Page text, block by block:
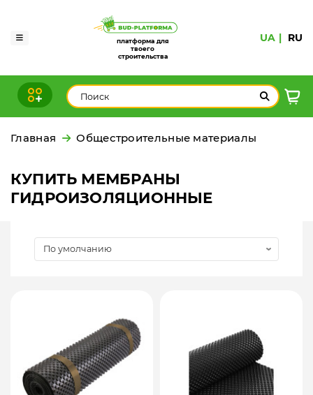
платформа для
твоего
строительства
UA RU
Главная Общестроительные материалы
КУПИТЬ МЕМБРАНЫ
ГИДРОИЗОЛЯЦИОННЫЕ